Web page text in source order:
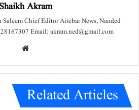
Shaikh Akram
Chief Editor Aitebar News, Nanded
Email: akram.ned@gmail.com
e
Related Articles